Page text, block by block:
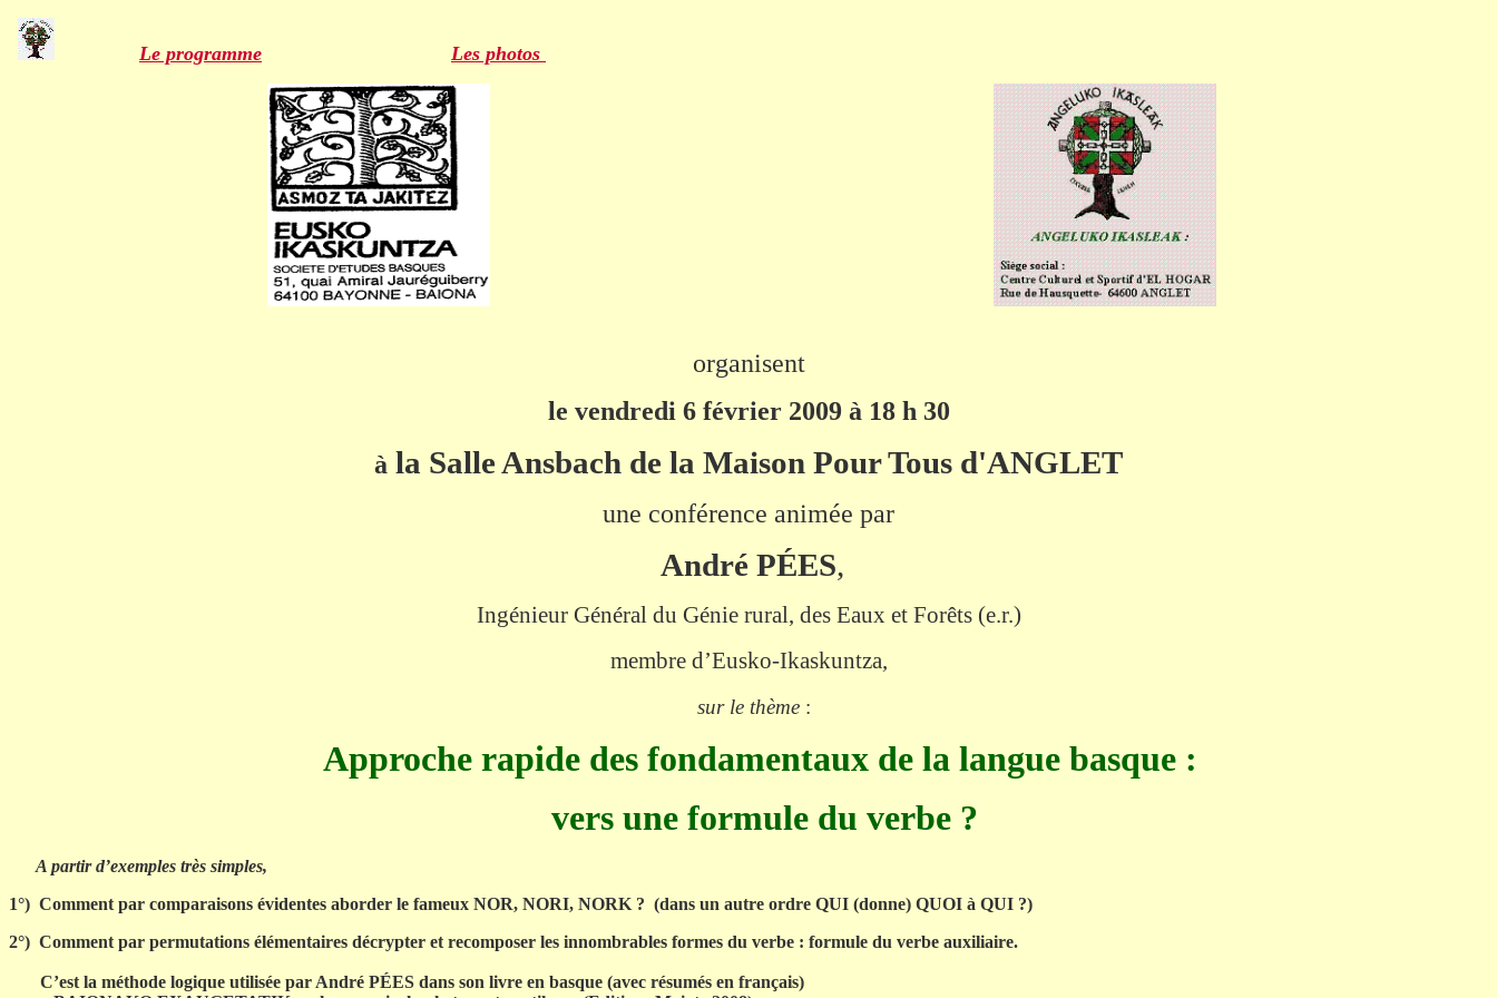
Le programme Les photos
organisent
le vendredi 6 février 2009 à 18 h 30
à la Salle Ansbach de la Maison Pour Tous d'ANGLET
une conférence animée par
André PÉES,
Ingénieur Général du Génie rural, des Eaux et Forêts (e.r.)
membred’Eusko-Ikaskuntza,
surle thème:
Approche rapide des fondamentaux de la langue basque :
vers une formule du verbe ?
A partir d’exemples très simples,
1°) Comment par comparaisons évidentes aborder le fameux NOR, NORI, NORK ? (dans un autre ordre QUI (donne) QUOI à QUI ?)
2°) Comment par permutations élémentaires décrypter et recomposer les innombrables formes du verbe : formule du verbe auxiliaire.
C’est la méthode logique utilisée par André PÉES dans son livre en basque (avec résumés en français)